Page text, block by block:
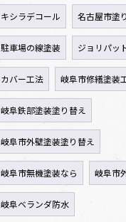
キシラデコール 名古屋市塗
駐車場の線塗装 ジョリパッ
カバー工法 岐阜市修繕塗装
岐阜鉄部塗装塗り替え
岐阜市外壁塗装塗り替え
岐阜市無機塗装なら 岐阜市
岐阜ベランダ防水